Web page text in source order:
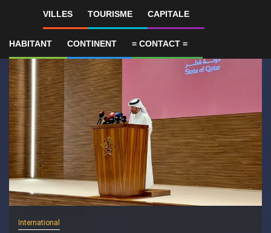
VILLES TOURISME CAPITALE
HABITANT CONTINENT = CONTACT =
ALERTES INFO 1 Qatar affirme que toute la
International